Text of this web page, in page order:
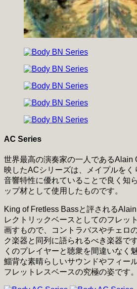
AC Series
世界最高の演奏家の一人であるAlain
映したACシリーズは、メイプルをく
音響特性に優れていることで良く知
ップ材として使用したものです。
King of Fretless Bassと評される
レクトリックベースとしてのフレッ
画すもので、コントラバスやチェロ
ク楽器と同列に語られるべき楽器で
くのプレイヤーと聴衆を間違いなく
鯔背な素晴らしいサウンドやフィー
フレットレスベースの究極の姿です。